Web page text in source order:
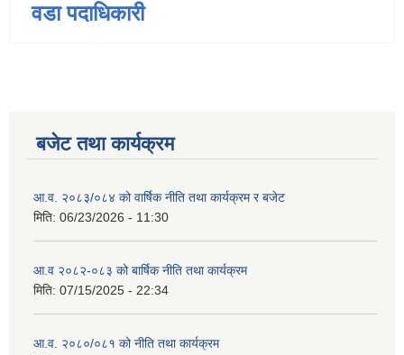
वडा पदाधिकारी
बजेट तथा कार्यक्रम
आ.व. २०८३/०८४ को वार्षिक नीति तथा कार्यक्रम र बजेट
मिति: 06/23/2026 - 11:30
आ.व २०८२-०८३ को बार्षिक नीति तथा कार्यक्रम
मिति: 07/15/2025 - 22:34
आ.व. २०८०/०८१ को नीति तथा कार्यक्रम